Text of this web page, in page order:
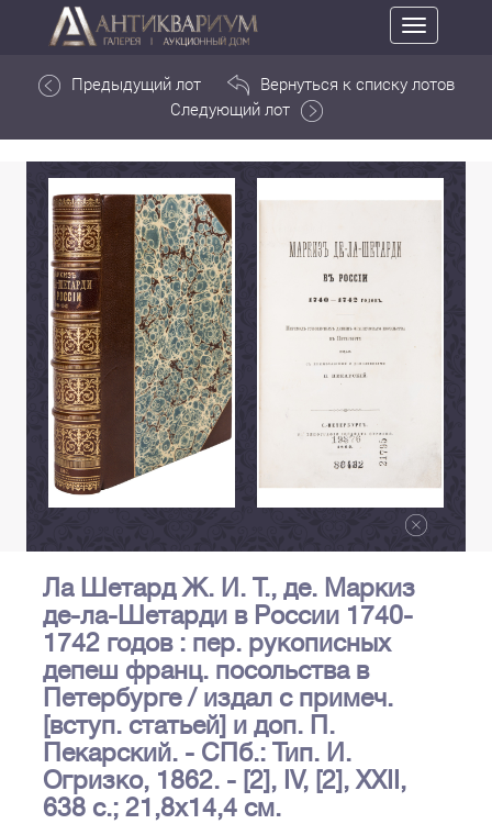
Toggle
navigation
Предыдущий лот
Вернуться к списку лотов
Следующий лот
Ла Шетард Ж. И. Т., де. Маркиз
де-ла-Шетарди в России 1740-
1742 годов : пер. рукописных
депеш франц. посольства в
Петербурге / издал с примеч.
[вступ. статьей] и доп. П.
Пекарский. - СПб.: Тип. И.
Огризко, 1862. - [2], IV, [2], XXII,
638 с.; 21,8х14,4 см.